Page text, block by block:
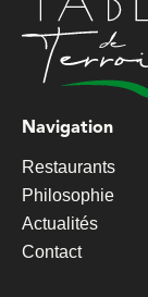
Navigation
Restaurants
Philosophie
Actualités
Contact